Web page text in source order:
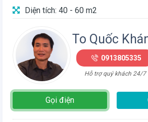
Diện tích: 40 - 60 m2
To Quốc
0913805335
Hỗ trợ quý khách 24/7
Gọi điện